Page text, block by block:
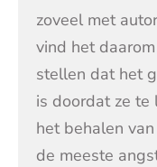
zoveel met
vind het
stellen dat het
is doordat ze te
het behalen
de meeste